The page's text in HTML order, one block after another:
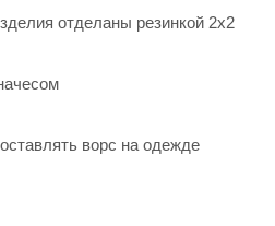
отделаны резинкой 2х2
ворс на одежде